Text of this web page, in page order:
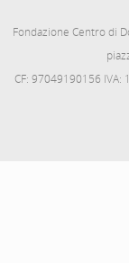
Fondazione Centro di
CF: 97049190156